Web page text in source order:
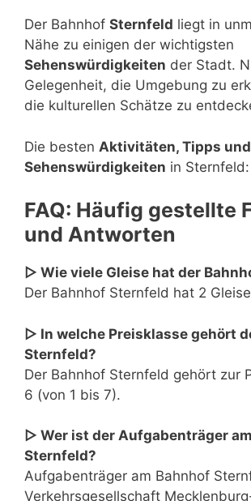
Der Bahnhof Sternfeld liegt in
Nähe zu einigen der wichtigsten
Sehenswürdigkeiten der Stadt.
Gelegenheit, die Umgebung zu
die kulturellen Schätze zu
Die besten Aktivitäten, Tipps und
Sehenswürdigkeiten in Sternfeld:
FAQ: Häufig gestellte
und Antworten
▷ Wie viele Gleise hat der
Der Bahnhof Sternfeld hat 2
▷ In welche Preisklasse gehört
Sternfeld?
Der Bahnhof Sternfeld gehört zur
6 (von 1 bis 7).
▷ Wer ist der Aufgabenträger
Sternfeld?
Aufgabenträger am Bahnhof
Verkehrsgesellschaft